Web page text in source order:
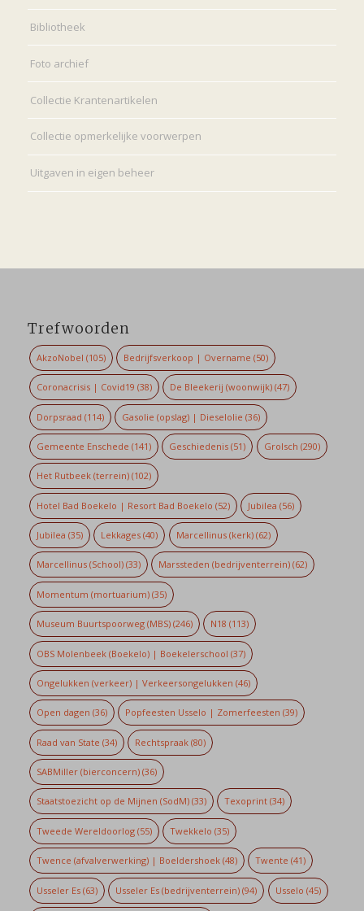
Bibliotheek
Foto archief
Collectie Krantenartikelen
Collectie opmerkelijke voorwerpen
Uitgaven in eigen beheer
Trefwoorden
AkzoNobel (105) Bedrijfsverkoop | Overname (50)
Coronacrisis | Covid19 (38) De Bleekerij (woonwijk) (47)
Dorpsraad (114) Gasolie (opslag) | Dieselolie (36)
Gemeente Enschede (141) Geschiedenis (51) Grolsch (290)
Het Rutbeek (terrein)(102)
Hotel Bad Boekelo | Resort Bad Boekelo (52) Jubilea (56)
Jubilea (35) Lekkages (40) Marcellinus (kerk)(62)
Marcellinus (School)(33) Marssteden (bedrijventerrein) (62)
Momentum (mortuarium)(35)
Museum Buurtspoorweg (MBS)(246) N18 (113)
OBS Molenbeek (Boekelo) | Boekelerschool (37)
Ongelukken (verkeer) | Verkeersongelukken (46)
Open dagen (36) Popfeesten Usselo | Zomerfeesten (39)
Raad van State (34) Rechtspraak (80)
SABMiller (bierconcern)(36)
Staatstoezicht op de Mijnen (SodM)(33) Texoprint (34)
Tweede Wereldoorlog(55) Twekkelo (35)
Twence (afvalverwerking) | Boeldershoek(48) Twente (41)
Usseler Es(63) Usseler Es (bedrijventerrein) (94) Usselo (45)